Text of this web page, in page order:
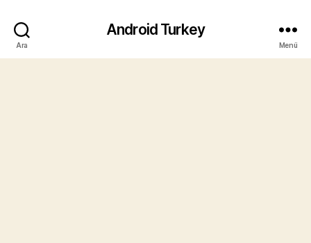
Ara
Android Turkey
Menü